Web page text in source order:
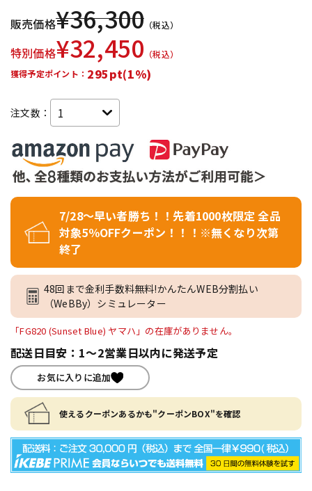
販売価格¥36,300 （税込）
特別価格¥32,450 （税込）
獲得予定ポイント： 295pt(1%)
注文数：
7/28～早い者勝ち！！先着1000枚限定 全品
対象5％OFFクーポン！！！※無くなり次第
終了
48回まで金利手数料無料!かんたんWEB分割払い
（WeBBy）シミュレーター
「FG820 (Sunset Blue) ヤマハ」の在庫がありません。
配送日目安：1～2営業日以内に発送予定
お気に入りに追加
使えるクーポンあるかも"クーポンBOX"を確認